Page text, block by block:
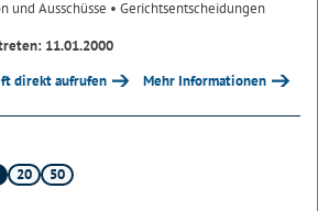
und Ausschüsse • Gerichtsentscheidungen
11.01.2000
direkt aufrufen Mehr Informationen
20 50